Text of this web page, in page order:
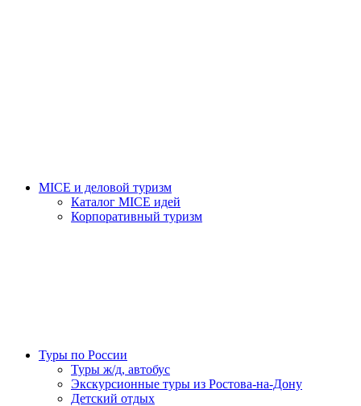
MICE и деловой туризм
Каталог MICE идей
Корпоративный туризм
Туры по России
Туры ж/д, автобус
Экскурсионные туры из Ростова-на-Дону
Детский отдых